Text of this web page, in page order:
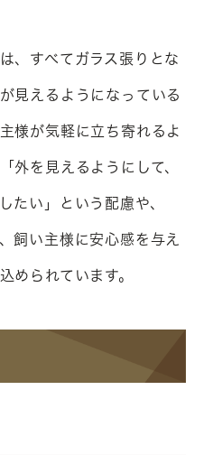
、すべてガラス張りとな
見えるようになっている
様が気軽に立ち寄れるよ
外を見えるようにして、
たい」という配慮や、
飼い主様に安心感を与え
められています。